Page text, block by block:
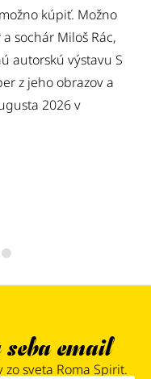
kúpiť. Možno
sochár Miloš Rác,
autorskú výstavu S
z jeho obrazov a
2026 v
email
zo sveta Roma Spirit.